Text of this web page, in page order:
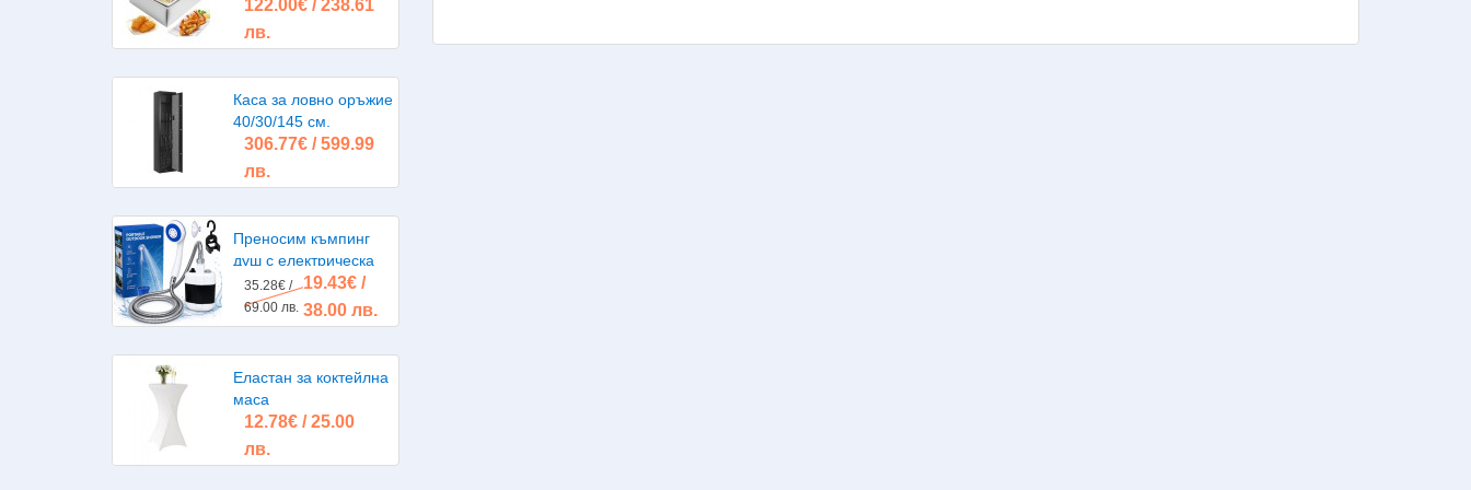
литра 2х2500W
122.00€ / 238.61
лв.
Каса за ловно оръжие
40/30/145 см.
306.77€ / 599.99
лв.
Преносим къмпинг
душ с електрическа
помпа, акумулаторна
батерия
35.28€ /
69.00 лв.
19.43€ /
38.00 лв.
Еластан за коктейлна
маса
12.78€ / 25.00
лв.